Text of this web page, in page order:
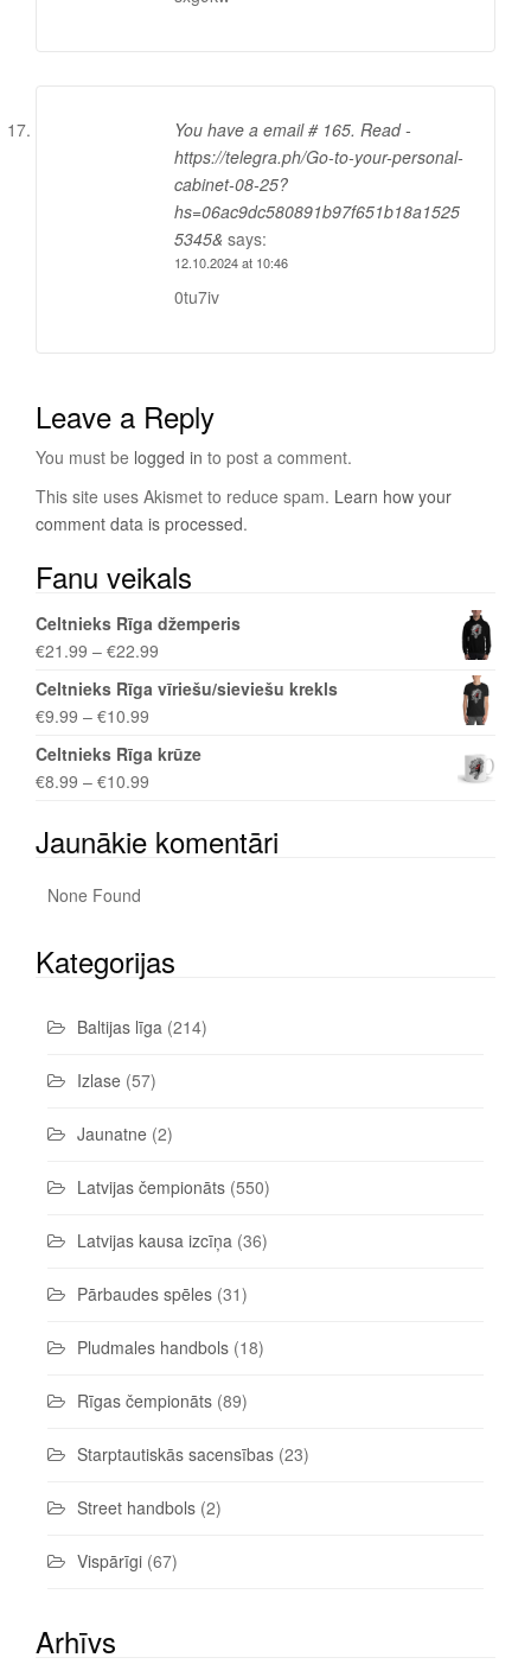
You have a email # 165. Read -
https://telegra.ph/Go-to-your-personal-
cabinet-08-25?
hs=06ac9dc580891b97f651b18a1525
5345& says:
12.10.2024 at 10:46
0tu7iv
Leave a Reply
You must be logged in to post a comment.
This site uses Akismet to reduce spam. Learn how your
comment data is processed.
Fanu veikals
Celtnieks Rīga džemperis
€21.99 – €22.99
Celtnieks Rīga vīriešu/sieviešu krekls
€9.99 – €10.99
Celtnieks Rīga krūze
€8.99 – €10.99
Jaunākie komentāri
None Found
Kategorijas
Baltijas līga (214)
Izlase (57)
Jaunatne (2)
Latvijas čempionāts (550)
Latvijas kausa izcīņa (36)
Pārbaudes spēles (31)
Pludmales handbols (18)
Rīgas čempionāts (89)
Starptautiskās sacensības (23)
Street handbols (2)
Vispārīgi (67)
Arhīvs